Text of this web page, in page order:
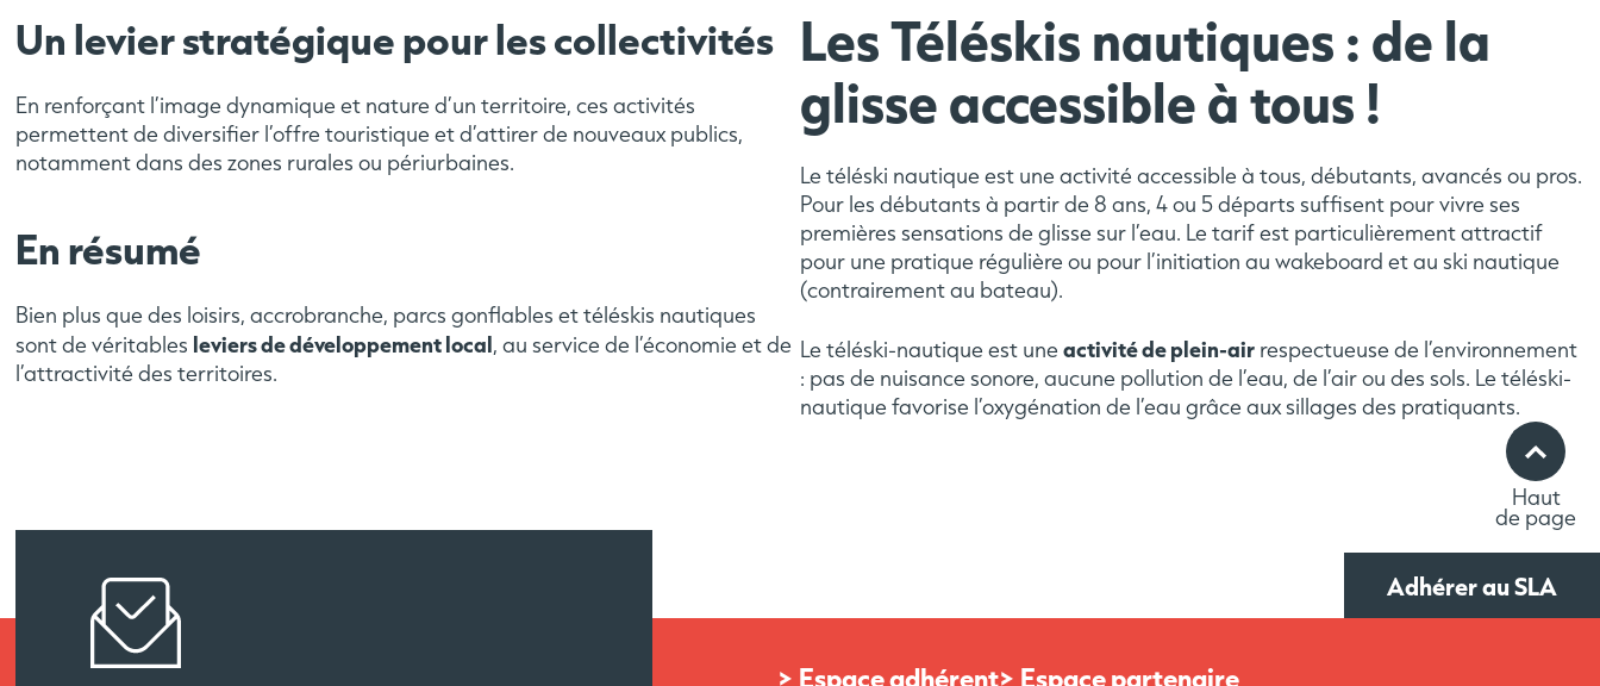
Un levier stratégique pour les collectivités
En renforçant l’image dynamique et nature d’un territoire, ces activités
permettent de diversifier l’offre touristique et d’attirer de nouveaux publics,
notamment dans des zones rurales ou périurbaines.
En résumé
Bien plus que des loisirs, accrobranche, parcs gonflables et téléskis nautiques
sont de véritables leviers de développement local, au service de l’économie et de
l’attractivité des territoires.
Les Téléskis nautiques : de la
glisse accessible à tous !
Le téléski nautique est une activité accessible à tous, débutants, avancés ou pros.
Pour les débutants à partir de 8 ans, 4 ou 5 départs suffisent pour vivre ses
premières sensations de glisse sur l’eau. Le tarif est particulièrement attractif
pour une pratique régulière ou pour l’initiation au wakeboard et au ski nautique
(contrairement au bateau).
Le téléski-nautique est une activité de plein-air respectueuse de l’environnement
: pas de nuisance sonore, aucune pollution de l’eau, de l’air ou des sols. Le téléski-
nautique favorise l’oxygénation de l’eau grâce aux sillages des pratiquants.
> Espace adhérent> Espace partenaire
Haut
de page
Adhérer au SLA